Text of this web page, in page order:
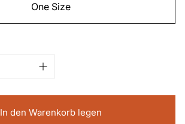
One Size
In den Warenkorb legen